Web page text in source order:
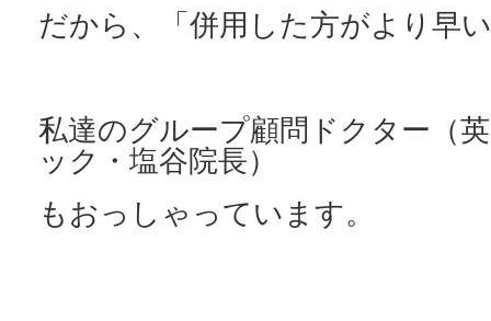
だから、「併用した方がより早
私達のグループ顧問ドクター（
ック・塩谷院長）
もおっしゃっています。